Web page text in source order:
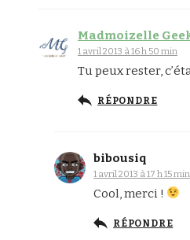
Madmoizelle
1 avril 2013 à 16 h 50 min
Tu peux rester,
RÉPONDRE
bibousiq
1 avril 2013 à 17 h 15 min
Cool, merci !
RÉPONDRE